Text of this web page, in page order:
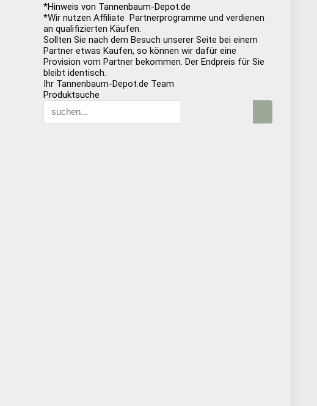
*Hinweis von Tannenbaum-Depot.de
*Wir nutzen Affiliate Partnerprogramme und verdienen
an qualifizierten Käufen.
Sollten Sie nach dem Besuch unserer Seite bei einem
Partner etwas Kaufen, so können wir dafür eine
Provision vom Partner bekommen. Der Endpreis für Sie
bleibt identisch.
Ihr Tannenbaum-Depot.de Team
Produktsuche